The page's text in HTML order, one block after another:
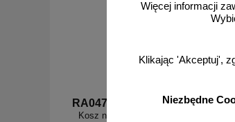
Więcej informacji
Klikając 'Akceptuj',
Niezbędne
RA047
Kosz na odpadki - znak informacyjny -